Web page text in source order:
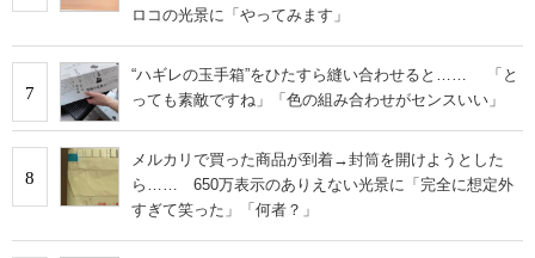
ロコの光景に「やってみます」
7
“ハギレの玉手箱”をひたすら縫い合わせると…… 「と
っても素敵ですね」「色の組み合わせがセンスいい」
8
メルカリで買った商品が到着→封筒を開けようとした
ら…… 650万表示のありえない光景に「完全に想定外
すぎて笑った」「何者？」